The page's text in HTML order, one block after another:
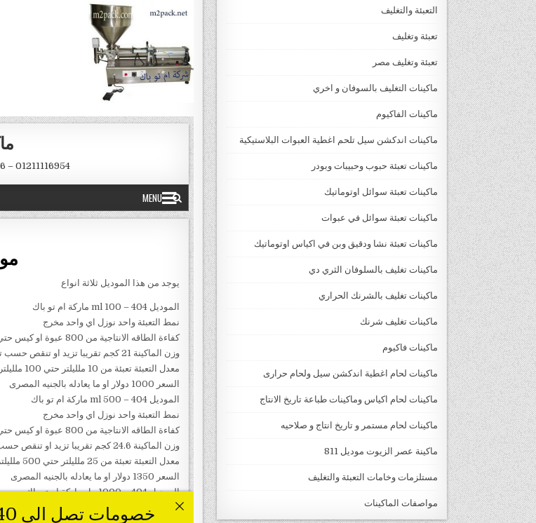
التعبئة والتغليف
تعبئة وتغليف
تعبئة وتغليف مصر
ماكينات التغليف بالسوفان و اخري
ماكينات الفاكيوم
ماكينات اندكشن سيل تلحم اغطية العبوات البلاستيكية
ماكينات تعبئة حبوب وحبيبات وبودر
ماكينات تعبئة سوائل اوتوماتيك
ماكينات تعبئة سوائل في عبوات
ماكينات تعبئة نشا ودقيق وبن في اكياس اوتوماتيك
ماكينات تغليف بالسلوفان الثري دي
ماكينات تغليف بالشرنك الحراري
ماكينات تغليف شرنك
ماكينات فاكيوم
ماكينات لحام اغطية اندكشن سيل ولحام حرارى
ماكينات لحام اكياس وماكينات طباعة تاريخ الانتاج
ماكينات لحام مستمر و تاريخ انتاج و صلاحيه
ماكينة عصر الزيوت موديل 811
مستلزمات وخامات التعبئة والتغليف
مواصفات الماكينات